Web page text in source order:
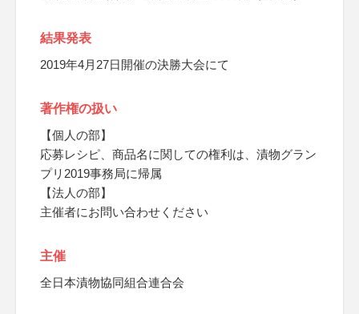
結果発表
2019年4月27日開催の決勝大会にて
著作権の扱い
【個人の部】
応募レシピ、商品名に関しての権利は、漬物グラン
プリ2019事務局に帰属
【法人の部】
主催者にお問い合わせください
主催
全日本漬物協同組合連合会